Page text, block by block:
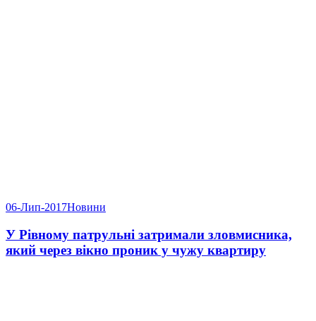
06-Лип-2017Новини
У Рівному патрульні затримали зловмисника,
який через вікно проник у чужу квартиру